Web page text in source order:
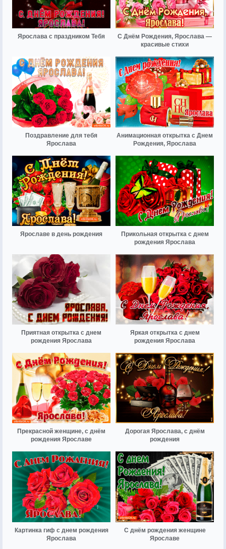
Ярослава с праздником Тебя
С Днём Рождения, Ярослава —
красивые стихи
Поздравление для тебя
Ярослава
Анимационная открытка с Днем
Рождения, Ярослава
Ярославе в день рождения
Прикольная открытка с днем
рождения Ярослава
Приятная открытка с днем
рождения Ярослава
Яркая открытка с днем
рождения Ярослава
Прекрасной женщине, с днём
рождения Ярославе
Дорогая Ярослава, с днём
рождения
Картинка гиф с днем рождения
Ярослава
С днём рождения женщине
Ярославе